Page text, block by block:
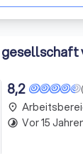
gesellschaft
8,2
place
timelapse Vor 15